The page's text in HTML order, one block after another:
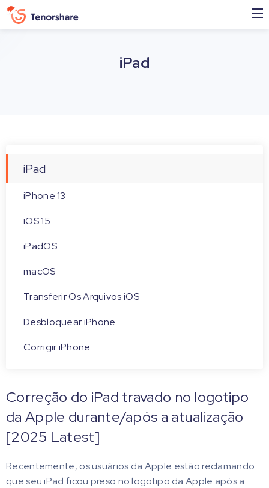
iPad
iPad
iPhone 13
iOS 15
iPadOS
macOS
Transferir Os Arquivos iOS
Desbloquear iPhone
Corrigir iPhone
Correção do iPad travado no logotipo
da Apple durante/após a atualização
[2025 Latest]
Recentemente, os usuários da Apple estão reclamando
que seu iPad ficou preso no logotipo da Apple após a